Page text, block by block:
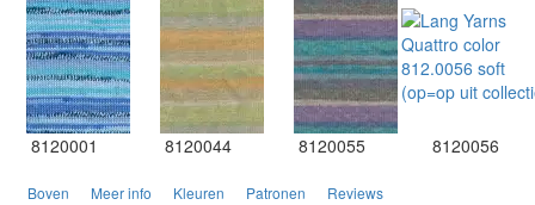
8120001 8120044 8120055 8120056
Boven Meer info Kleuren Patronen Reviews